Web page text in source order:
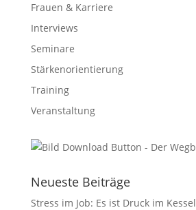
Frauen & Karriere
Interviews
Seminare
Stärkenorientierung
Training
Veranstaltung
Neueste Beiträge
Stress im Job: Es ist Druck im Kessel